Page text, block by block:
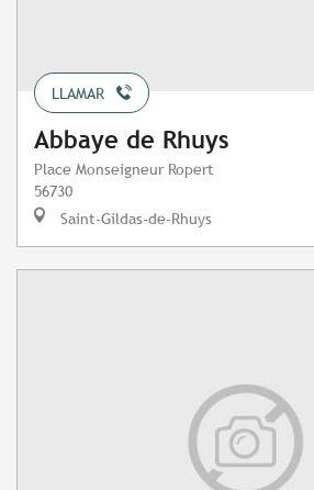
LLAMAR
Abbaye de Rhuys
Place Monseigneur Ropert
56730
Saint-Gildas-de-Rhuys